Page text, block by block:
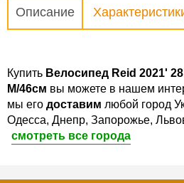
Описание
Купить Велосипед Reid 2021'
M/46см вы можете в нашем
мы его доставим любой город
Одесса, Днепр, Запорожье,
смотреть все города